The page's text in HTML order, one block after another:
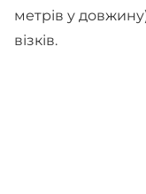
метрів у
візків.